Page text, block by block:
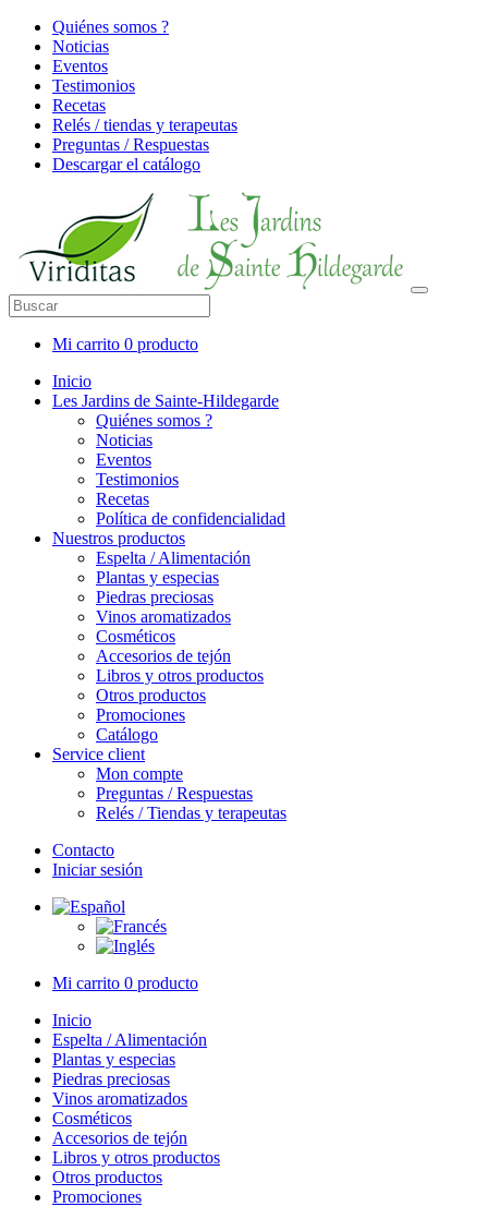
Quiénes somos ?
Noticias
Eventos
Testimonios
Recetas
Relés / tiendas y terapeutas
Preguntas / Respuestas
Descargar el catálogo
Mi carrito 0 producto
Inicio
Les Jardins de Sainte-Hildegarde
Quiénes somos ?
Noticias
Eventos
Testimonios
Recetas
Política de confidencialidad
Nuestros productos
Espelta / Alimentación
Plantas y especias
Piedras preciosas
Vinos aromatizados
Cosméticos
Accesorios de tejón
Libros y otros productos
Otros productos
Promociones
Catálogo
Service client
Mon compte
Preguntas / Respuestas
Relés / Tiendas y terapeutas
Contacto
Iniciar sesión
Mi carrito 0 producto
Inicio
Espelta / Alimentación
Plantas y especias
Piedras preciosas
Vinos aromatizados
Cosméticos
Accesorios de tejón
Libros y otros productos
Otros productos
Promociones